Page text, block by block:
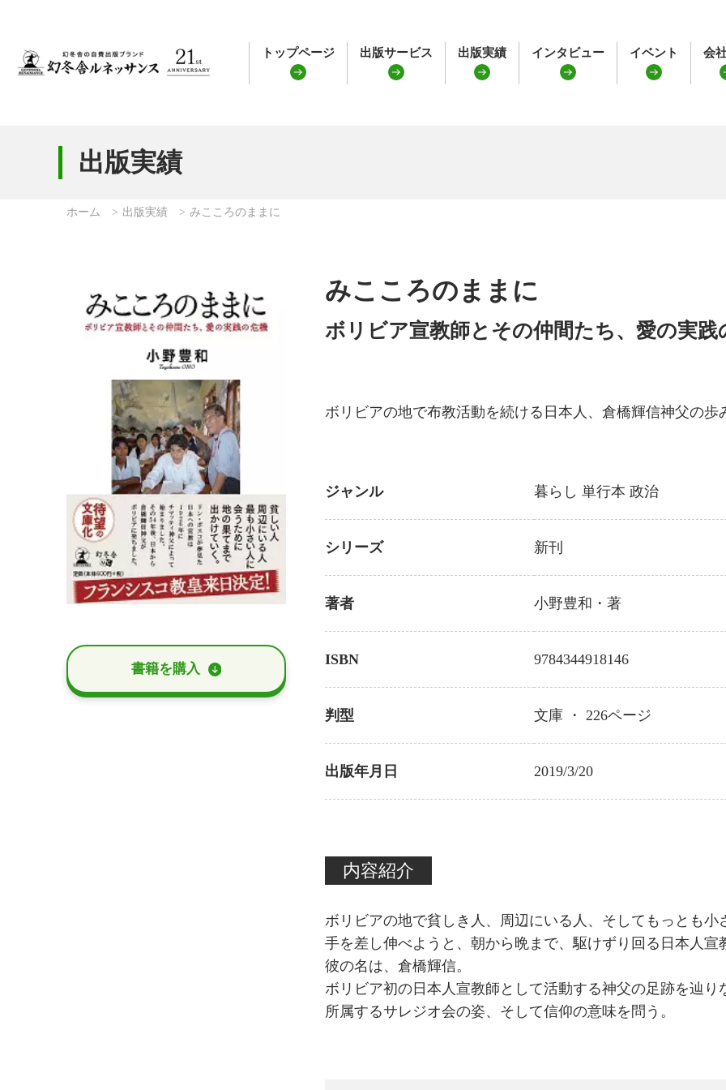
トップページ 出版サービス 出版実績 インタビュー イベント 会
出版実績
ホーム 出版実績 みこころのままに
書籍を購⼊
みこころのままに
ボリビア宣教師とその仲間たち、愛の実践
ボリビアの地で布教活動を続ける日本人、倉橋輝信神父の歩
ジャンル 暮らし 単行本 政治
シリーズ 新刊
著者 小野豊和 ・著
ISBN 9784344918146
判型 文庫 ・ 226ページ
出版年月日 2019/3/20
内容紹介
ボリビアの地で貧しき人、周辺にいる人、そしてもっとも小
手を差し伸べようと、朝から晩まで、駆けずり回る日本人宣
彼の名は、倉橋輝信。
ボリビア初の日本人宣教師として活動する神父の足跡を辿り
所属するサレジオ会の姿、そして信仰の意味を問う。